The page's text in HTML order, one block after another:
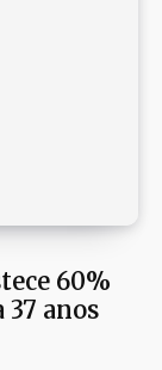
60%
37 anos